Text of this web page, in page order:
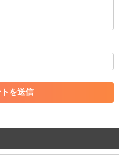
稿すること
絡む内容の投稿
容の投稿
断した投稿
さい。